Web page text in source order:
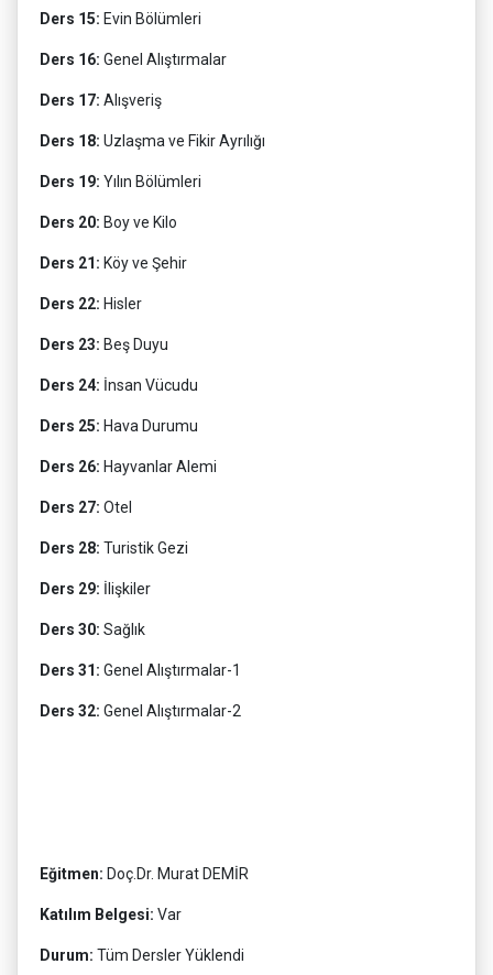
Ders 15: Evin Bölümleri
Ders 16: Genel Alıştırmalar
Ders 17: Alışveriş
Ders 18: Uzlaşma ve Fikir Ayrılığı
Ders 19: Yılın Bölümleri
Ders 20: Boy ve Kilo
Ders 21: Köy ve Şehir
Ders 22: Hisler
Ders 23: Beş Duyu
Ders 24: İnsan Vücudu
Ders 25: Hava Durumu
Ders 26: Hayvanlar Alemi
Ders 27: Otel
Ders 28: Turistik Gezi
Ders 29: İlişkiler
Ders 30: Sağlık
Ders 31: Genel Alıştırmalar-1
Ders 32: Genel Alıştırmalar-2
Eğitmen: Doç.Dr. Murat DEMİR
Katılım Belgesi: Var
Durum: Tüm Dersler Yüklendi